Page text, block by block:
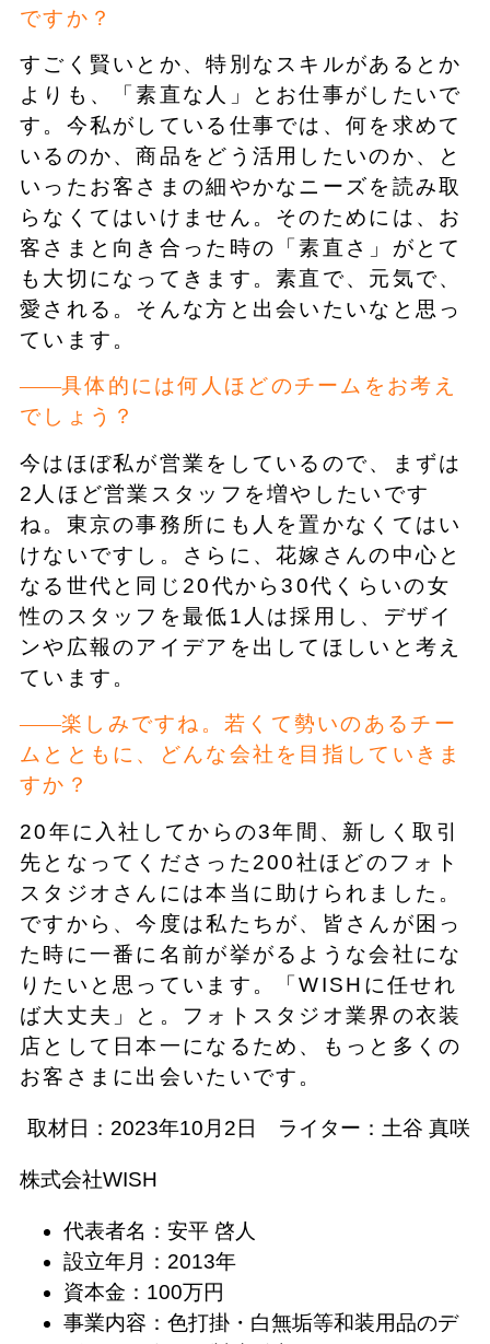
ですか？
すごく賢いとか、特別なスキルがあるとか
よりも、「素直な人」とお仕事がしたいで
す。今私がしている仕事では、何を求めて
いるのか、商品をどう活用したいのか、と
いったお客さまの細やかなニーズを読み取
らなくてはいけません。そのためには、お
客さまと向き合った時の「素直さ」がとて
も大切になってきます。素直で、元気で、
愛される。そんな方と出会いたいなと思っ
ています。
具体的には何人ほどのチームをお考え
でしょう？
今はほぼ私が営業をしているので、まずは
2人ほど営業スタッフを増やしたいです
ね。東京の事務所にも人を置かなくてはい
けないですし。さらに、花嫁さんの中心と
なる世代と同じ20代から30代くらいの女
性のスタッフを最低1人は採用し、デザイ
ンや広報のアイデアを出してほしいと考え
ています。
楽しみですね。若くて勢いのあるチー
ムとともに、どんな会社を目指していきま
すか？
20年に入社してからの3年間、新しく取引
先となってくださった200社ほどのフォト
スタジオさんには本当に助けられました。
ですから、今度は私たちが、皆さんが困っ
た時に一番に名前が挙がるような会社にな
りたいと思っています。「WISHに任せれ
ば大丈夫」と。フォトスタジオ業界の衣装
店として日本一になるため、もっと多くの
お客さまに出会いたいです。
取材日：2023年10月2日 ライター：土谷 真咲
株式会社WISH
代表者名：安平 啓人
設立年月：2013年
資本金：100万円
事業内容：色打掛・白無垢等和装用品のデ